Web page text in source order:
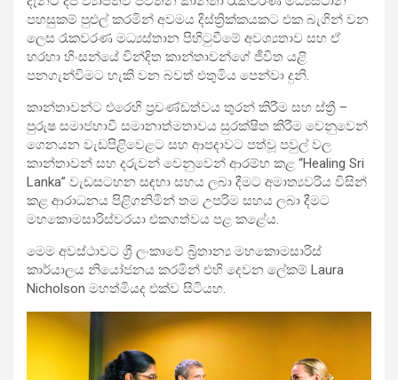
පහසුකම් පුළුල් කරමින් අවමය දිස්ත්‍රික්කයකට එක බැගින් වන
ලෙස රැකවරණ මධ්‍යස්තාන පිහිටුවීමේ අවශ්‍යතාව සහ ඒ
හරහා හිංසන්යේ වින්දිත කාන්තාවන්ගේ ජීවිත යළි
පනගැන්විමට හැකි වන බවත් එතුමිය පෙන්වා දුනි.
කාන්තාවන්ට එරෙහි ප්‍රචණ්ඩත්වය තුරන් කිරීම සහ ස්ත්‍රී –
පුරුෂ සමාජභාවී සමානාත්මතාවය සුරක්ෂිත කිරීම වෙනුවෙන්
ගෙනයන වැඩපිළිවෙළට සහ ආපදාවට පත්වූ පවුල් වල
කාන්තාවන් සහ දරුවන් වෙනුවෙන් ආරම්භ කළ “Healing Sri
Lanka” වැඩසටහන සඳහා සහය ලබා දීමට අමාත්‍යවරිය විසින්
කළ ආරාධනය පිළිගනිමින් තම උපරිම සහය ලබා දීමට
මහකොමසාරිස්වරයා එකගත්වය පළ කළේය.
මෙම අවස්ථාවට ශ්‍රී ලංකාවේ බ්‍රිතාන්‍ය මහකොමසාරිස්
කාර්යාලය නියෝජනය කරමින් එහි දෙවන ලේකම් Laura
Nicholson මහත්මියද එක්ව සිටියහ.